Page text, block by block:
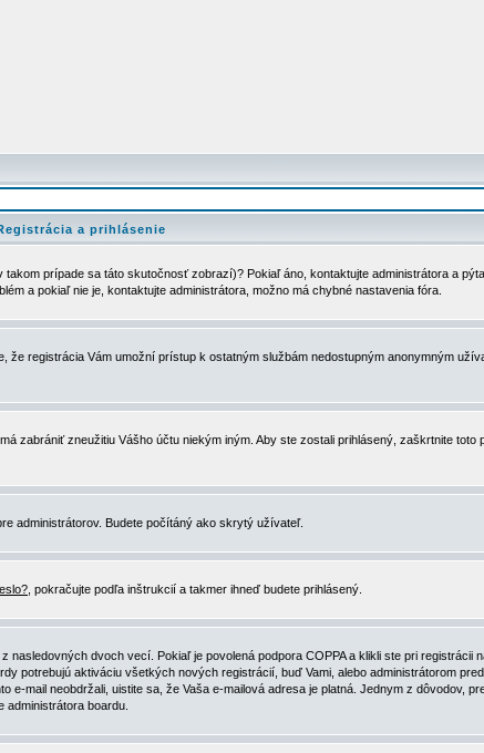
a prihlásenie
prípade sa táto skutočnosť zobrazí)? Pokiaľ áno, kontaktujte administrátora a
a pokiaľ nie je, kontaktujte administrátora, možno má chybné nastavenia fóra.
registrácia Vám umožní prístup k ostatným službám nedostupným anonymným
zabrániť zneužitiu Vášho účtu niekým iným. Aby ste zostali prihlásený, zaškrtnite
administrátorov. Budete počítáný ako skrytý užívateľ.
, pokračujte podľa inštrukcií a takmer ihneď budete prihlásený.
dvoch vecí. Pokiaľ je povolená podpora COPPA a klikli ste pri registrácii
aktiváciu všetkých nových registrácií, buď Vami, alebo administrátorom
mail neobdržali, uistite sa, že Vaša e-mailová adresa je platná. Jednym z dôvodov,
boardu.